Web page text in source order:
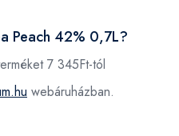
Peach 42% 0,7L?
7 345Ft-tól
webáruházban.